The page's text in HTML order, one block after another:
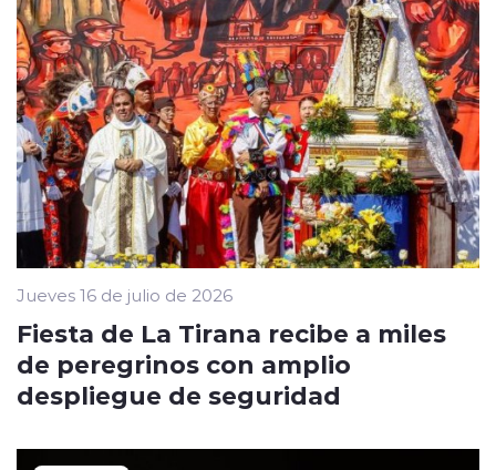
Jueves 16 de julio de 2026
Fiesta de La Tirana recibe a miles
de peregrinos con amplio
despliegue de seguridad